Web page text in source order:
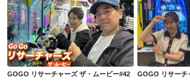
GOGO リサーチャーズ ザ・ムービー#42
GOGO リサーチャーズ ザ・ムービー#42 GOGO リサーチ